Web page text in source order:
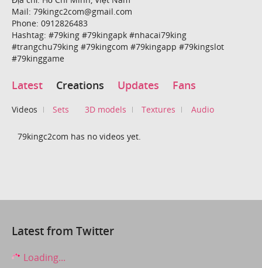
Mail: 79kingc2com@gmail.com
Phone: 0912826483
Hashtag: #79king #79kingapk #nhacai79king
#trangchu79king #79kingcom #79kingapp #79kingslot
#79kinggame
Latest Creations Updates Fans
Videos Sets 3D models Textures Audio
79kingc2com has no videos yet.
Latest from Twitter
Loading...